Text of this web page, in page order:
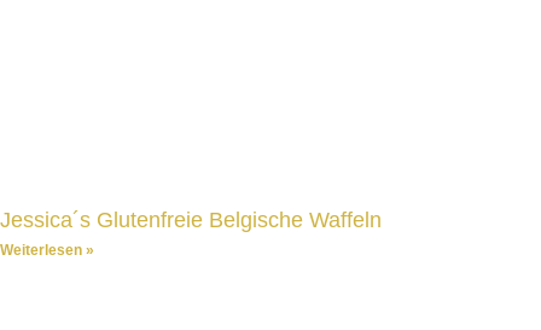
Jessica´s Glutenfreie Belgische Waffeln
Weiterlesen »